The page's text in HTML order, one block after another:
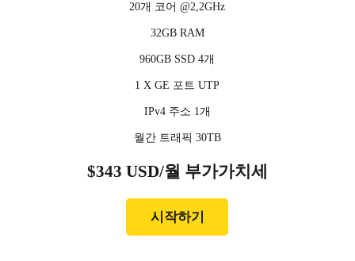
20개 코어 @2,2GHz
32GB RAM
960GB SSD 4개
1 X GE 포트 UTP
IPv4 주소 1개
월간 트래픽 30TB
$343 USD/월 부가가치세
시작하기